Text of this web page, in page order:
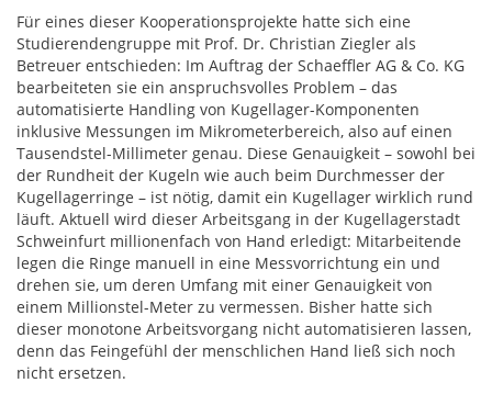
Für eines dieser Kooperationsprojekte hatte sich eine
Studierendengruppe mit Prof. Dr. Christian Ziegler als
Betreuer entschieden: Im Auftrag der Schaeffler AG & Co. KG
bearbeiteten sie ein anspruchsvolles Problem – das
automatisierte Handling von Kugellager-Komponenten
inklusive Messungen im Mikrometerbereich, also auf einen
Tausendstel-Millimeter genau. Diese Genauigkeit – sowohl bei
der Rundheit der Kugeln wie auch beim Durchmesser der
Kugellagerringe – ist nötig, damit ein Kugellager wirklich rund
läuft. Aktuell wird dieser Arbeitsgang in der Kugellagerstadt
Schweinfurt millionenfach von Hand erledigt: Mitarbeitende
legen die Ringe manuell in eine Messvorrichtung ein und
drehen sie, um deren Umfang mit einer Genauigkeit von
einem Millionstel-Meter zu vermessen. Bisher hatte sich
dieser monotone Arbeitsvorgang nicht automatisieren lassen,
denn das Feingefühl der menschlichen Hand ließ sich noch
nicht ersetzen.